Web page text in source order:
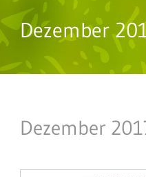
Dezember
Dezember